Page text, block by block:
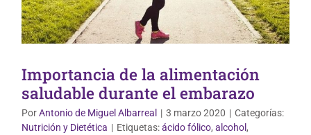
Importancia de la alimentación
saludable durante el embarazo
PorAntonio de Miguel Albarreal | 3 marzo 2020 | Categorías:
Nutrición y Dietética | Etiquetas:ácido fólico, alcohol ,